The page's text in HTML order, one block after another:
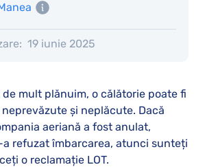
19 iunie 2025
mult plănuim, o călătorie poate fi
și neplăcute. Dacă
aeriană a fost anulat,
refuzat îmbarcarea, atunci sunteți
o reclamație LOT.